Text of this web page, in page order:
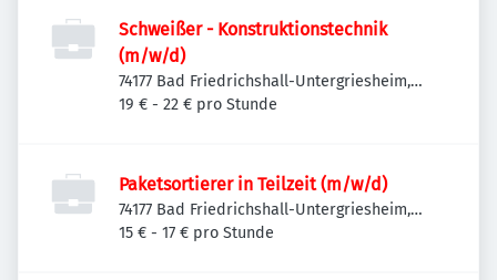
Schweißer - Konstruktionstechnik
(m/w/d)
74177 Bad Friedrichshall-Untergriesheim,
Deutschland
19 € - 22 € pro Stunde
Paketsortierer in Teilzeit (m/w/d)
74177 Bad Friedrichshall-Untergriesheim,
Deutschland
15 € - 17 € pro Stunde